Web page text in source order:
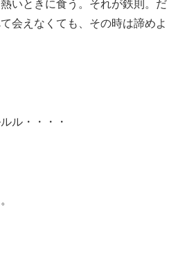
いときに食う。それが鉄則。だ
会えなくても、その時は諦めよ
ルル・・・・
。